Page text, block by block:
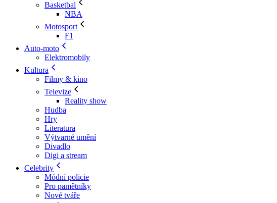
Basketbal
NBA
Motosport
F1
Auto-moto
Elektromobily
Kultura
Filmy & kino
Televize
Reality show
Hudba
Hry
Literatura
Výtvarné umění
Divadlo
Digi a stream
Celebrity
Módní policie
Pro pamětníky
Nové tváře